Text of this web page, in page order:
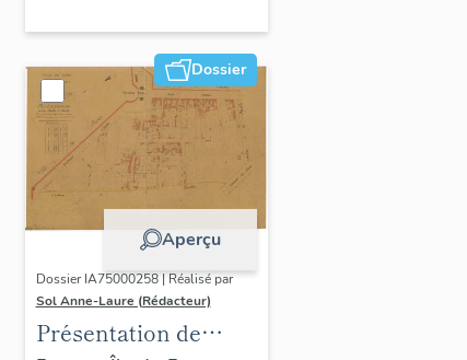
Dossier
Aperçu
Dossier IA75000258 | Réalisé par
Sol Anne-Laure (Rédacteur)
Présentation de